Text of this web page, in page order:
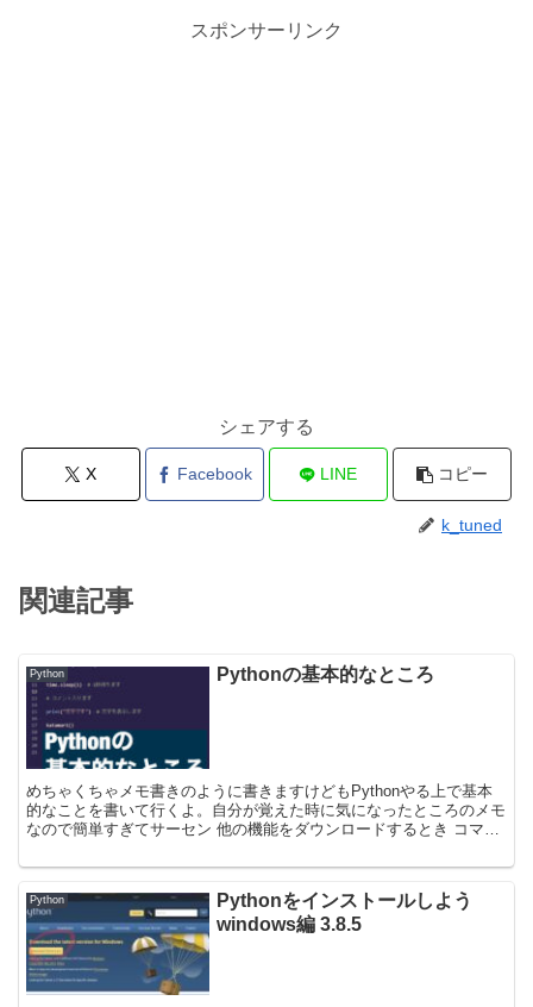
スポンサーリンク
シェアする
X Facebook LINE コピー
k_tuned
関連記事
Python Pythonの基本的なところ
めちゃくちゃメモ書きのように書きますけどもPythonやる上で基本
的なことを書いて行くよ。自分が覚えた時に気になったところのメモ
なので簡単すぎてサーセン 他の機能をダウンロードするとき コマン
Python
Pythonをインストールしよう
windows編 3.8.5